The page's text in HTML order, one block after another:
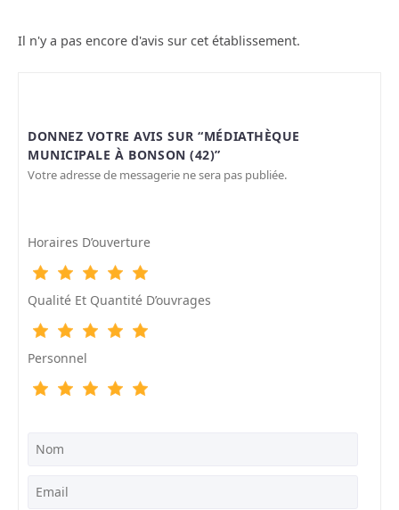
Il n'y a pas encore d'avis sur cet établissement.
DONNEZ VOTRE AVIS SUR “MÉDIATHÈQUE
MUNICIPALE À BONSON (42)”
Votre adresse de messagerie ne sera pas publiée.
Horaires D’ouverture
Qualité Et Quantité D’ouvrages
Personnel